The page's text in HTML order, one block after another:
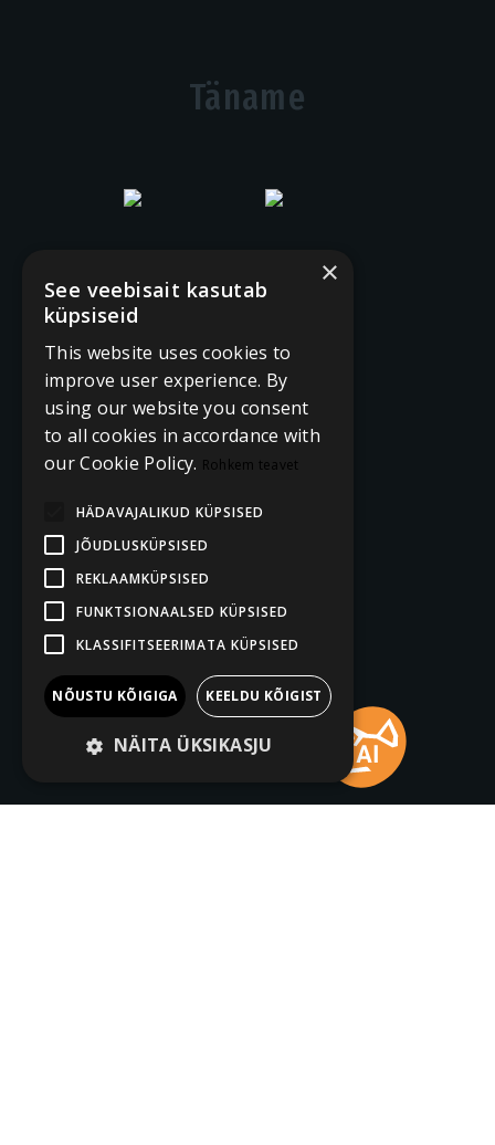
Täname
×
See veebisait kasutab
küpsiseid
This website uses cookies to
improve user experience. By
using our website you consent
to all cookies in accordance with
our Cookie Policy. Rohkem teavet
HÄDAVAJALIKUD KÜPSISED
JÕUDLUSKÜPSISED
REKLAAMKÜPSISED
FUNKTSIONAALSED KÜPSISED
KLASSIFITSEERIMATA KÜPSISED
NÕUSTU KÕIGIGA KEELDU KÕIGIST
NÄITA ÜKSIKASJU